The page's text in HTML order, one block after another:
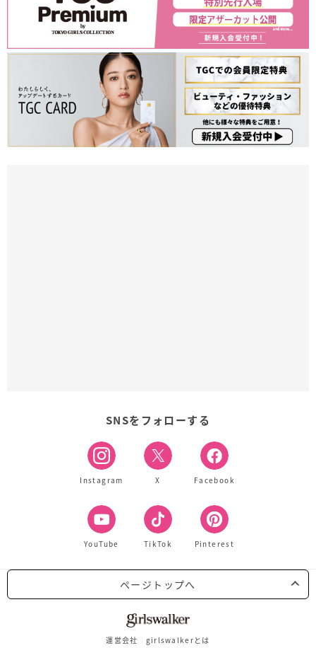
SNSをフォローする
Instagram X Facebook
YouTube TikTok Pinterest
ページトップへ
運営会社 girlswalkerとは